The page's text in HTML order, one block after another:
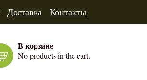
Доставка Контакты
В корзине
No products in the cart.